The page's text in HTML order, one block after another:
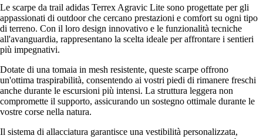
Le scarpe da trail adidas Terrex Agravic Lite sono progettate per gli
appassionati di outdoor che cercano prestazioni e comfort su ogni tipo
di terreno. Con il loro design innovativo e le funzionalità tecniche
all'avanguardia, rappresentano la scelta ideale per affrontare i sentieri
più impegnativi.
Dotate di una tomaia in mesh resistente, queste scarpe offrono
un'ottima traspirabilità, consentendo ai vostri piedi di rimanere freschi
anche durante le escursioni più intensi. La struttura leggera non
compromette il supporto, assicurando un sostegno ottimale durante le
vostre corse nella natura.
Il sistema di allacciatura garantisce una vestibilità personalizzata,